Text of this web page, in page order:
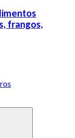
frangos,